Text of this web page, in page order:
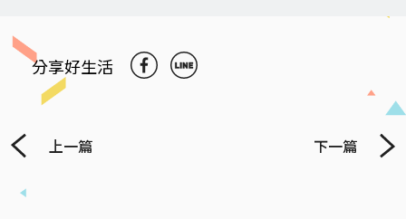
分享好生活
上一篇 下一篇